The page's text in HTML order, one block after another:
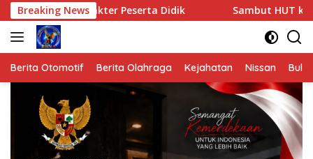
Langsung
ke
konten
Breaking News
Peserta Didik Sambut HUT ke-81 Kemerdekaan
Berita Otomotif Berita Olahraga Kejahatan Nissan